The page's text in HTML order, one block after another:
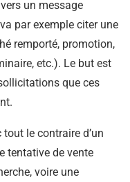
un message
par exemple citer une
remporté, promotion,
etc.). Le but est
que ces
le contraire d’un
tentative de vente
voire une